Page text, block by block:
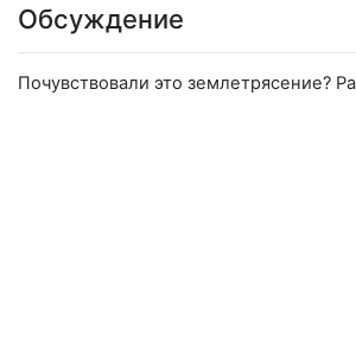
Обсуждение
Почувствовали это землетрясение?